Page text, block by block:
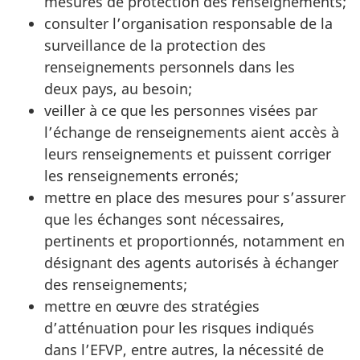
consulter l’organisation responsable de la
surveillance de la protection des
renseignements personnels dans les
deux pays, au besoin;
veiller à ce que les personnes visées par
l’échange de renseignements aient accès à
leurs renseignements et puissent corriger
les renseignements erronés;
mettre en place des mesures pour s’assurer
que les échanges sont nécessaires,
pertinents et proportionnés, notamment en
désignant des agents autorisés à échanger
des renseignements;
mettre en œuvre des stratégies
d’atténuation pour les risques indiqués
dans l’EFVP, entre autres, la nécessité de